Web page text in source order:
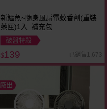
新鱷魚~隨身風扇電蚊香劑(重裝
藥匣)1入 補充包
破盤特殺
$139 已銷售1,673
廠出